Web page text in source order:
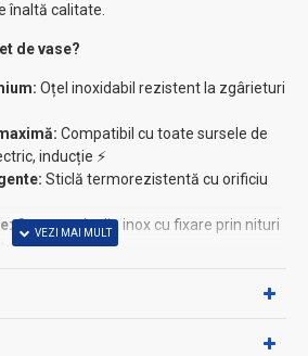
înaltă calitate.
de vase?
Oțel inoxidabil rezistent la zgârieturi
Compatibil cu toate sursele de
inducție ⚡
Sticlă termorezistentă cu orificiu
Construcție din inox cu fixare prin nituri
fără capac - perfectă pentru sosuri